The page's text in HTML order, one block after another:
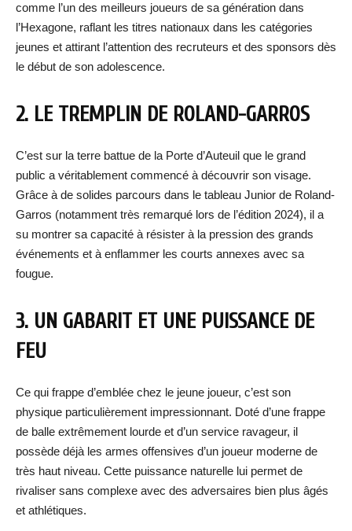
comme l’un des meilleurs joueurs de sa génération dans
l’Hexagone, raflant les titres nationaux dans les catégories
jeunes et attirant l’attention des recruteurs et des sponsors dès
le début de son adolescence.
2. LE TREMPLIN DE ROLAND-GARROS
C’est sur la terre battue de la Porte d’Auteuil que le grand
public a véritablement commencé à découvrir son visage.
Grâce à de solides parcours dans le tableau Junior de Roland-
Garros (notamment très remarqué lors de l’édition 2024), il a
su montrer sa capacité à résister à la pression des grands
événements et à enflammer les courts annexes avec sa
fougue.
3. UN GABARIT ET UNE PUISSANCE DE
FEU
Ce qui frappe d’emblée chez le jeune joueur, c’est son
physique particulièrement impressionnant. Doté d’une frappe
de balle extrêmement lourde et d’un service ravageur, il
possède déjà les armes offensives d’un joueur moderne de
très haut niveau. Cette puissance naturelle lui permet de
rivaliser sans complexe avec des adversaires bien plus âgés
et athlétiques.